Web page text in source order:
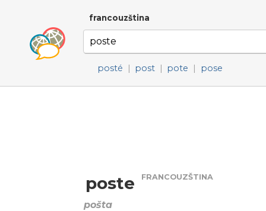
francouzština
posté | post | pote | pose
poste FRANCOUZŠTINA
pošta